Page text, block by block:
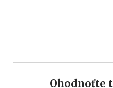
Ohodnoťte